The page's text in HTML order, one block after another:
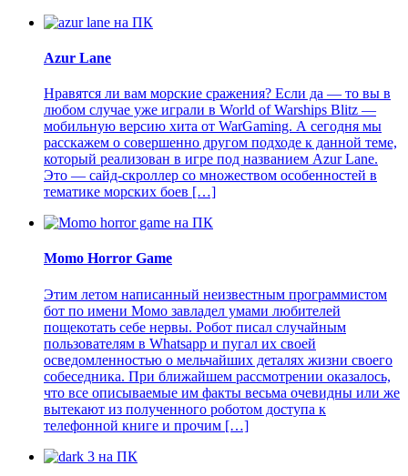
Azur Lane
Нравятся ли вам морские сражения? Если да — то вы в
любом случае уже играли в World of Warships Blitz —
мобильную версию хита от WarGaming. А сегодня мы
расскажем о совершенно другом подходе к данной теме,
который реализован в игре под названием Azur Lane.
Это — сайд-скроллер со множеством особенностей в
тематике морских боев […]
Momo Horror Game
Этим летом написанный неизвестным программистом
бот по имени Момо завладел умами любителей
пощекотать себе нервы. Робот писал случайным
пользователям в Whatsapp и пугал их своей
осведомленностью о мельчайших деталях жизни своего
собеседника. При ближайшем рассмотрении оказалось,
что все описываемые им факты весьма очевидны или же
вытекают из полученного роботом доступа к
телефонной книге и прочим […]